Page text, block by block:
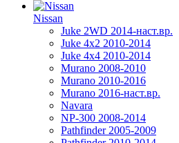
Nissan
Juke 2WD 2014-наст.вр.
Juke 4x2 2010-2014
Juke 4x4 2010-2014
Murano 2008-2010
Murano 2010-2016
Murano 2016-наст.вр.
Navara
NP-300 2008-2014
Pathfinder 2005-2009